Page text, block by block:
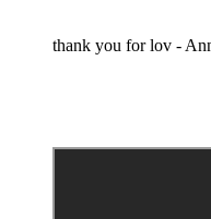
thank you for lov -